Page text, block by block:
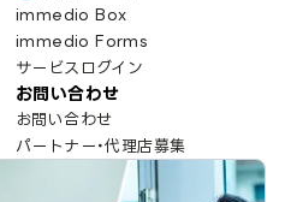
immedio Box
immedio Forms
サービスログイン
お問い合わせ
お問い合わせ
パートナー・代理店募集